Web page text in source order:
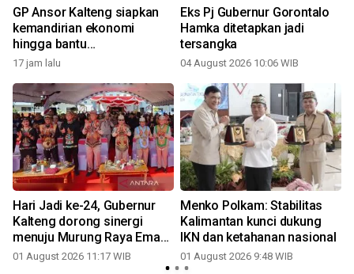
GP Ansor Kalteng siapkan
kemandirian ekonomi
hingga bantu
penanggulangan karhutla
17 jam lalu
Eks Pj Gubernur Gorontalo
Hamka ditetapkan jadi
tersangka
04 August 2026 10:06 WIB
Hari Jadi ke-24, Gubernur
Kalteng dorong sinergi
menuju Murung Raya Emas
2030
01 August 2026 11:17 WIB
Menko Polkam: Stabilitas
Kalimantan kunci dukung
IKN dan ketahanan nasional
01 August 2026 9:48 WIB